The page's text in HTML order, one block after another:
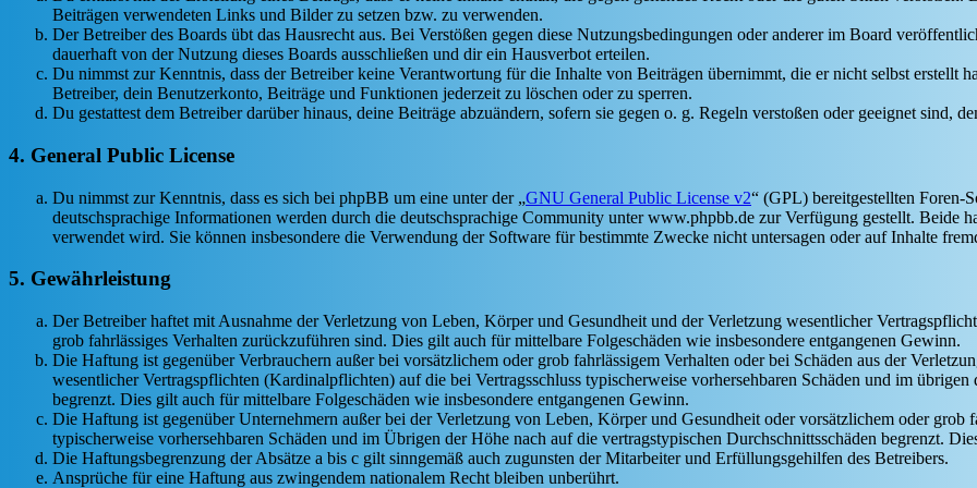
Beiträgen verwendeten Links und Bilder zu setzen bzw. zu verwenden.
Der Betreiber des Boards übt das Hausrecht aus. Bei Verstößen gegen diese Nutzungsbedingungen oder anderer im Board
dauerhaft von der Nutzung dieses Boards ausschließen und dir ein Hausverbot erteilen.
Du nimmst zur Kenntnis, dass der Betreiber keine Verantwortung für die Inhalte von Beiträgen übernimmt, die er nicht selbst erstellt
Betreiber, dein Benutzerkonto, Beiträge und Funktionen jederzeit zu löschen oder zu sperren.
Du gestattest dem Betreiber darüber hinaus, deine Beiträge abzuändern, sofern sie gegen o. g. Regeln verstoßen oder geeignet sind,
4. General Public License
Du nimmst zur Kenntnis, dass es sich bei phpBB um eine unter der „GNU General Public License v2“ (GPL) bereitgestellten
deutschsprachige Informationen werden durch die deutschsprachige Community unter www.phpbb.de zur Verfügung gestellt. Beide
verwendet wird. Sie können insbesondere die Verwendung der Software für bestimmte Zwecke nicht untersagen oder auf Inhalte
5. Gewährleistung
Der Betreiber haftet mit Ausnahme der Verletzung von Leben, Körper und Gesundheit und der Verletzung wesentlicher
grob fahrlässiges Verhalten zurückzuführen sind. Dies gilt auch für mittelbare Folgeschäden wie insbesondere entgangenen Gewinn.
Die Haftung ist gegenüber Verbrauchern außer bei vorsätzlichem oder grob fahrlässigem Verhalten oder bei Schäden aus der
wesentlicher Vertragspflichten (Kardinalpflichten) auf die bei Vertragsschluss typischerweise vorhersehbaren Schäden und im
begrenzt. Dies gilt auch für mittelbare Folgeschäden wie insbesondere entgangenen Gewinn.
Die Haftung ist gegenüber Unternehmern außer bei der Verletzung von Leben, Körper und Gesundheit oder vorsätzlichem oder grob
typischerweise vorhersehbaren Schäden und im Übrigen der Höhe nach auf die vertragstypischen Durchschnittsschäden begrenzt.
Die Haftungsbegrenzung der Absätze a bis c gilt sinngemäß auch zugunsten der Mitarbeiter und Erfüllungsgehilfen des Betreibers.
Ansprüche für eine Haftung aus zwingendem nationalem Recht bleiben unberührt.